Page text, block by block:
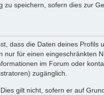
speichern, sofern dies zur
dass die Daten deines Profils
für einen eingeschränkten
im Forum oder
zugänglich.
gilt nicht, sofern er auf